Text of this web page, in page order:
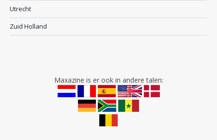
Utrecht
Zuid Holland
Maxazine is er ook in andere talen: